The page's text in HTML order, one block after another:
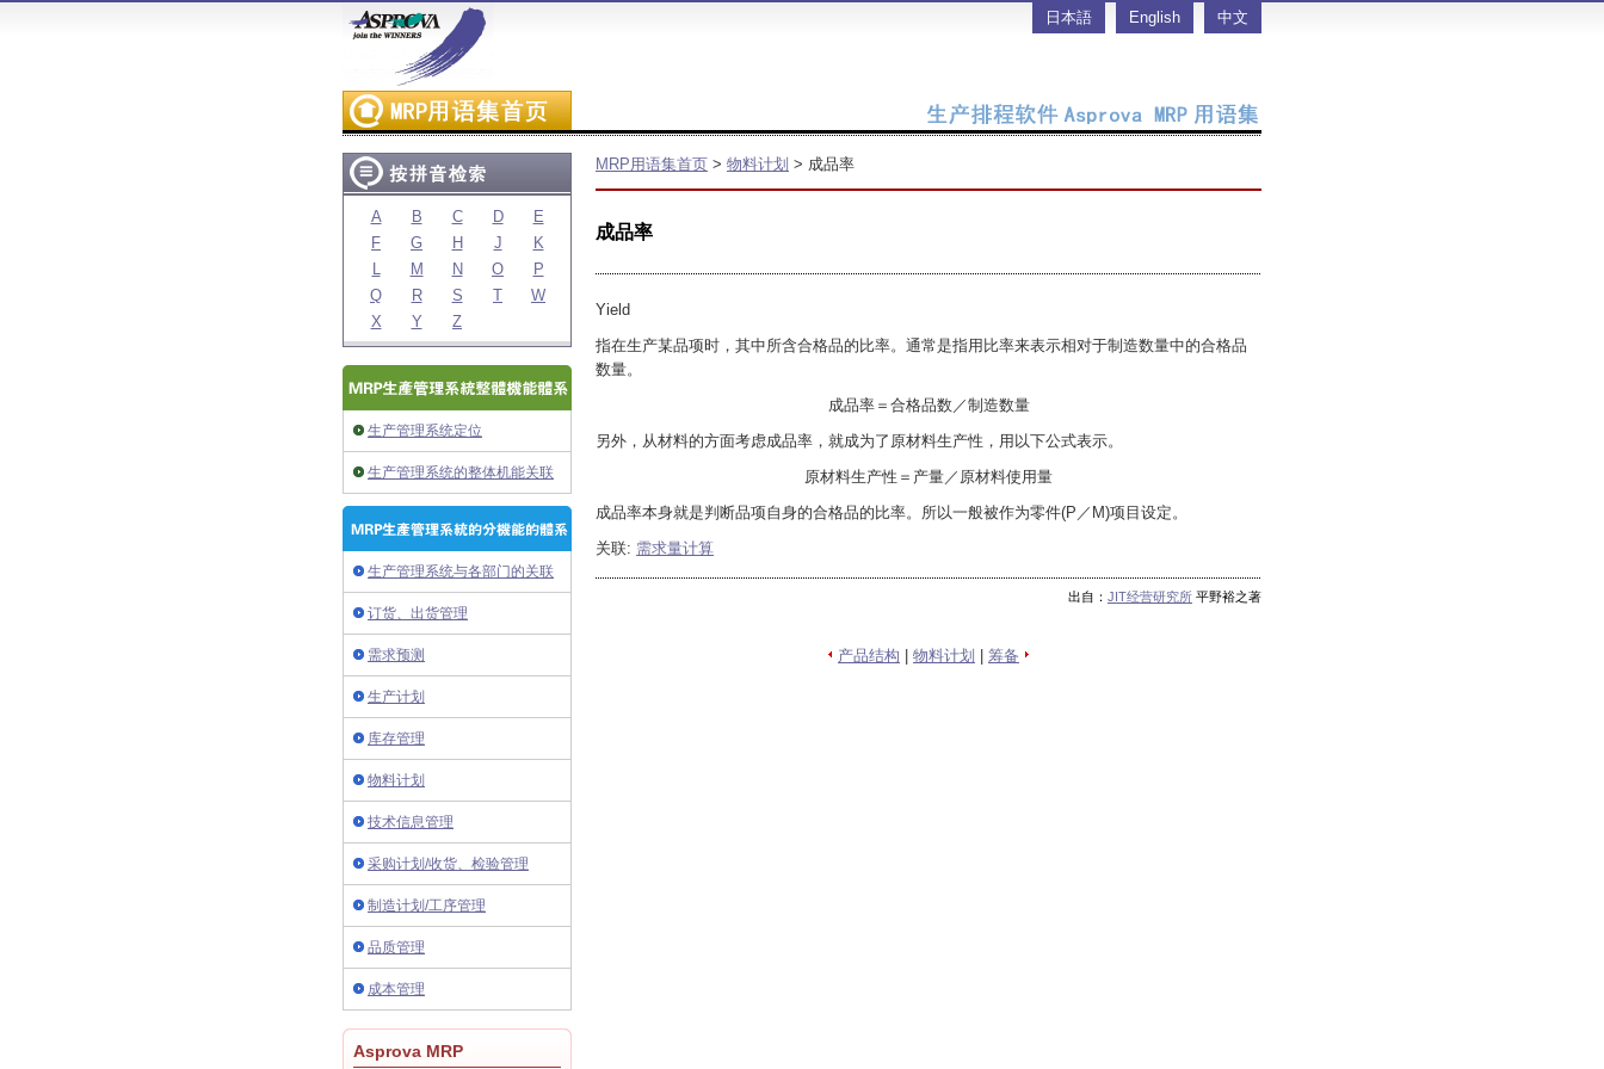
日本語 English 中文
A B C D
E
F
G H J
K
L
M N O
P
Q
R S T
W
X
Y Z
生产管理系统定位
生产管理系统的整体机能关联
生产管理系统与各部门的关联
订货、出货管理
需求预测
生产计划
库存管理
物料计划
技术信息管理
采购计划/收货、检验管理
制造计划/工序管理
品质管理
成本管理
Asprova MRP
MRP用语集首页 > 物料计划 > 成品率
成品率
Yield
指在生产某品项时，其中所含合格品的比率。通常是指用比率来表示相对于制造数量中的合格品
数量。
成品率＝合格品数／制造数量
另外，从材料的方面考虑成品率，就成为了原材料生产性，用以下公式表示。
原材料生产性＝产量／原材料使用量
成品率本身就是判断品项自身的合格品的比率。所以一般被作为零件(P／M)项目设定。
关联: 需求量计算
出自： JIT经营研究所 平野裕之著
产品结构 物料计划 筹备